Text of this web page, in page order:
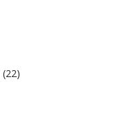
(22)